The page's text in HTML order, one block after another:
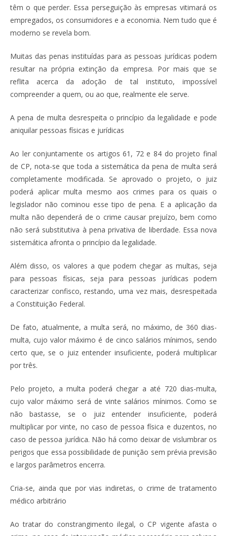
têm o que perder. Essa perseguição às empresas vitimará os
empregados, os consumidores e a economia. Nem tudo que é
moderno se revela bom.
Muitas das penas instituídas para as pessoas jurídicas podem
resultar na própria extinção da empresa. Por mais que se
reflita acerca da adoção de tal instituto, impossível
compreender a quem, ou ao que, realmente ele serve.
A pena de multa desrespeita o princípio da legalidade e pode
aniquilar pessoas físicas e jurídicas
Ao ler conjuntamente os artigos 61, 72 e 84 do projeto final
de CP, nota-se que toda a sistemática da pena de multa será
completamente modificada. Se aprovado o projeto, o juiz
poderá aplicar multa mesmo aos crimes para os quais o
legislador não cominou esse tipo de pena. E a aplicação da
multa não dependerá de o crime causar prejuízo, bem como
não será substitutiva à pena privativa de liberdade. Essa nova
sistemática afronta o princípio da legalidade.
Além disso, os valores a que podem chegar as multas, seja
para pessoas físicas, seja para pessoas jurídicas podem
caracterizar confisco, restando, uma vez mais, desrespeitada
a Constituição Federal.
De fato, atualmente, a multa será, no máximo, de 360 dias-
multa, cujo valor máximo é de cinco salários mínimos, sendo
certo que, se o juiz entender insuficiente, poderá multiplicar
por três.
Pelo projeto, a multa poderá chegar a até 720 dias-multa,
cujo valor máximo será de vinte salários mínimos. Como se
não bastasse, se o juiz entender insuficiente, poderá
multiplicar por vinte, no caso de pessoa física e duzentos, no
caso de pessoa jurídica. Não há como deixar de vislumbrar os
perigos que essa possibilidade de punição sem prévia previsão
e largos parâmetros encerra.
Cria-se, ainda que por vias indiretas, o crime de tratamento
médico arbitrário
Ao tratar do constrangimento ilegal, o CP vigente afasta o